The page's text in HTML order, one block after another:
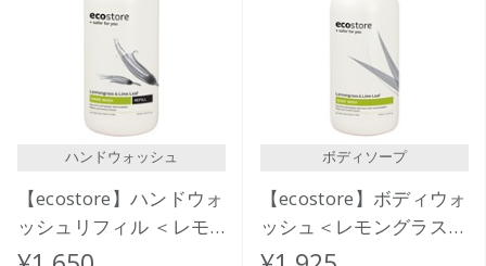
ハンドウォッシュ
【ecostore】ハンドウォ
ッシュリフィル ＜レモ
ングラス＆ライムリーフ
ボディソープ
【ecostore】ボディウォ
ッシュ＜レモングラス＆
ライムリーフ＞ 900mL